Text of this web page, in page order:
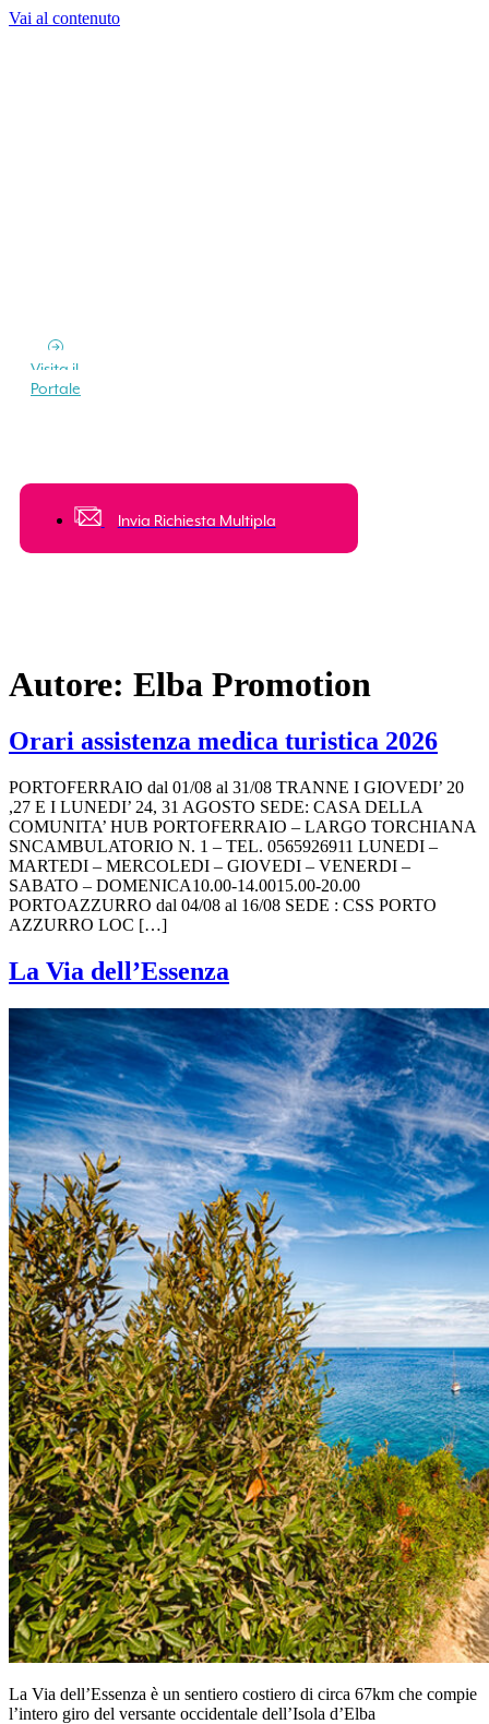
Vai al contenuto
Visita il
Portale
Invia Richiesta Multipla
Autore: Elba Promotion
Orari assistenza medica turistica 2026
PORTOFERRAIO dal 01/08 al 31/08 TRANNE I GIOVEDI’ 20
,27 E I LUNEDI’ 24, 31 AGOSTO SEDE: CASA DELLA
COMUNITA’ HUB PORTOFERRAIO – LARGO TORCHIANA
SNCAMBULATORIO N. 1 – TEL. 0565926911 LUNEDI –
MARTEDI – MERCOLEDI – GIOVEDI – VENERDI –
SABATO – DOMENICA10.00-14.0015.00-20.00
PORTOAZZURRO dal 04/08 al 16/08 SEDE : CSS PORTO
AZZURRO LOC […]
La Via dell’Essenza
La Via dell’Essenza è un sentiero costiero di circa 67km che compie
l’intero giro del versante occidentale dell’Isola d’Elba